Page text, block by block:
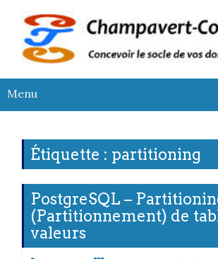
content
Menu
Étiquette : partitioning
PostgreSQL –
(Partitionnement) de
valeurs